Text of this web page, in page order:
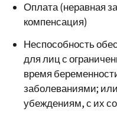
Оплата (неравная
компенсация)
Неспособность
для лиц с
время
заболеваниями;
убеждениям, с их